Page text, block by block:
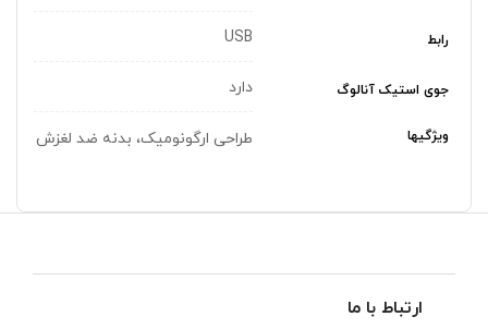
رابط USB
جوی استیک آنالوگ دارد
ویژگیها طراحی ارگونومیک، بدنه ضد لغزش
ارتباط با ما